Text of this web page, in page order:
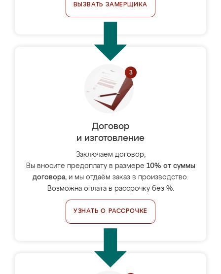
ВЫЗВАТЬ ЗАМЕРЩИКА
Договор
и изготовление
Заключаем договор,
Вы вносите предоплату в размере 10% от суммы
договора, и мы отдаём заказ в производство.
Возможна оплата в рассрочку без %.
УЗНАТЬ О РАССРОЧКЕ